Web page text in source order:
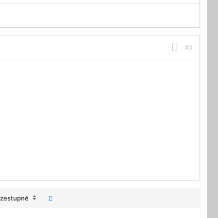
#3